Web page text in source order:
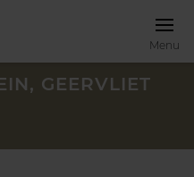
Menu
GEERVLIET